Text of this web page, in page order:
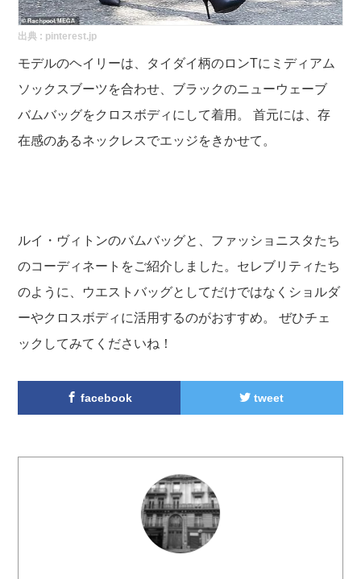
出典 : pinterest.jp
モデルのヘイリーは、タイダイ柄のロンTにミディアム
ソックスブーツを合わせ、ブラックのニューウェーブ
バムバッグをクロスボディにして着用。 首元には、存
在感のあるネックレスでエッジをきかせて。
ルイ・ヴィトンのバムバッグと、ファッショニスタたち
のコーディネートをご紹介しました。セレブリティたち
のように、ウエストバッグとしてだけではなくショルダ
ーやクロスボディに活用するのがおすすめ。 ぜひチェ
ックしてみてくださいね！
facebook tweet